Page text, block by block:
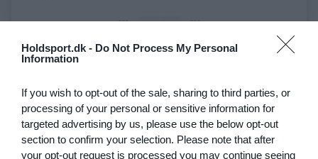
Holdsport.dk - Do Not Process My Personal
Information
If you wish to opt-out of the sale, sharing to third parties, or
processing of your personal or sensitive information for
targeted advertising by us, please use the below opt-out
section to confirm your selection. Please note that after
your opt-out request is processed you may continue seeing
B1909 0 1 ABB Veteran
Dame Senior
24. juni
Stavtrup 1 4 HOG OB50